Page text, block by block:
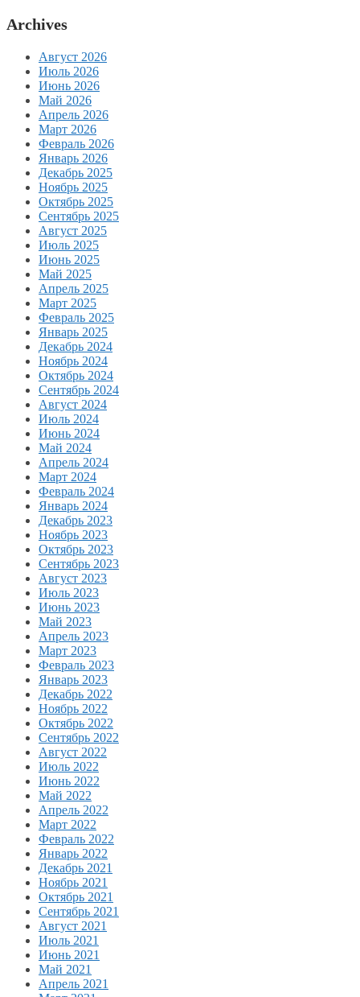
Archives
Август 2026
Июль 2026
Июнь 2026
Май 2026
Апрель 2026
Март 2026
Февраль 2026
Январь 2026
Декабрь 2025
Ноябрь 2025
Октябрь 2025
Сентябрь 2025
Август 2025
Июль 2025
Июнь 2025
Май 2025
Апрель 2025
Март 2025
Февраль 2025
Январь 2025
Декабрь 2024
Ноябрь 2024
Октябрь 2024
Сентябрь 2024
Август 2024
Июль 2024
Июнь 2024
Май 2024
Апрель 2024
Март 2024
Февраль 2024
Январь 2024
Декабрь 2023
Ноябрь 2023
Октябрь 2023
Сентябрь 2023
Август 2023
Июль 2023
Июнь 2023
Май 2023
Апрель 2023
Март 2023
Февраль 2023
Январь 2023
Декабрь 2022
Ноябрь 2022
Октябрь 2022
Сентябрь 2022
Август 2022
Июль 2022
Июнь 2022
Май 2022
Апрель 2022
Март 2022
Февраль 2022
Январь 2022
Декабрь 2021
Ноябрь 2021
Октябрь 2021
Сентябрь 2021
Август 2021
Июль 2021
Июнь 2021
Май 2021
Апрель 2021